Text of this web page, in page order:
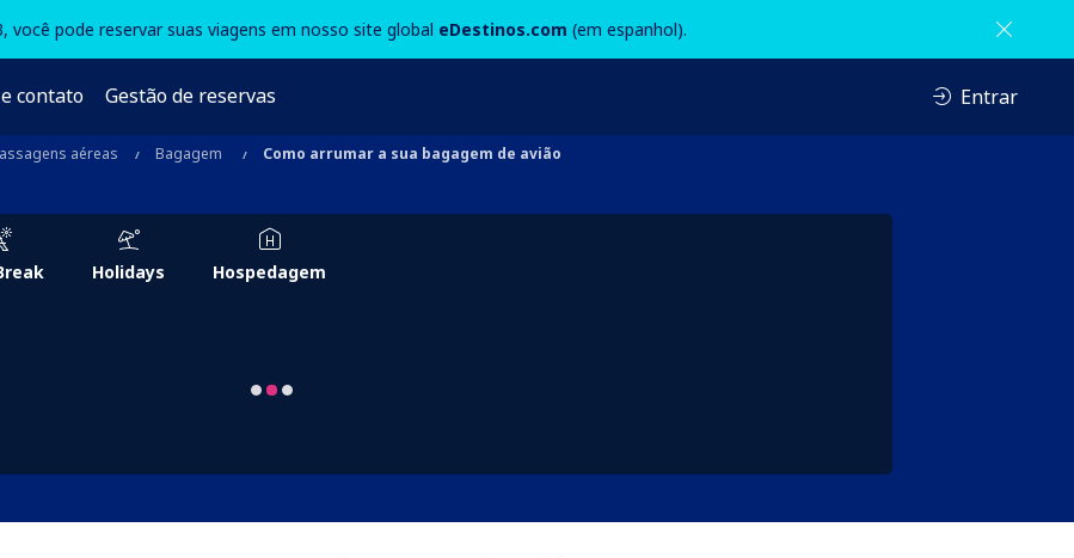
você pode reservar suas viagens em nosso site global eDestinos.com (em espanhol).
contato Gestão de reservas Entrar
aéreas Bagagem Como arrumar a sua bagagem de avião
Holidays Hospedagem